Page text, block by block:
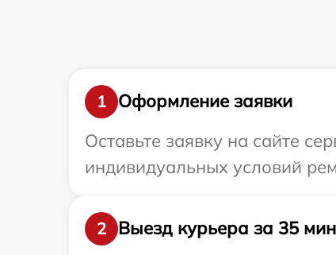
1
Оформление заявки
Оставьте заявку на сайте
индивидуальных условий
2
Выезд курьера за 35